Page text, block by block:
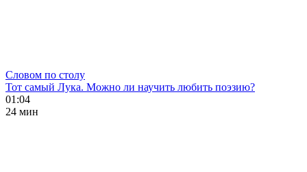
Словом по столу
Тот самый Лука. Можно ли научить любить поэзию?
01:04
24 мин